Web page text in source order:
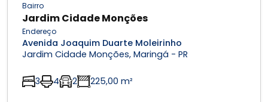
Bairro
Jardim Cidade Monções
Endereço
Avenida Joaquim Duarte Moleirinho
Jardim Cidade Monções, Maringá - PR
3 4 2 225,00 m²